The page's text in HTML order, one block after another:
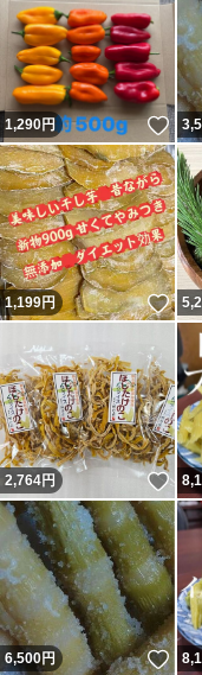
1,290円 い
1,199円 い
2,764円 い
6,500円 い